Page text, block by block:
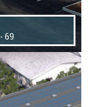
- 69